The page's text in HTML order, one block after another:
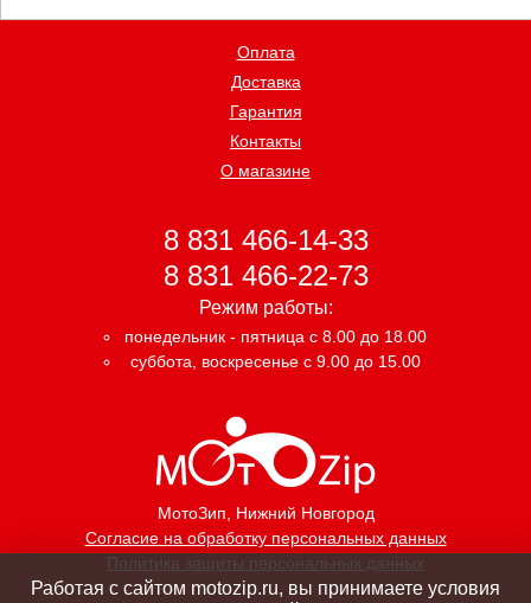
МотоЗип, Нижний Новгород
Согласие на обработку персональных данных
Политика защиты персональных данных
Оплата
Доставка
Гарантия
Контакты
О магазине
8 831 466-14-33
8 831 466-22-73
Режим работы:
понедельник - пятница с 8.00 до 18.00
суббота, воскресенье с 9.00 до 15.00
Работая с сайтом motozip.ru, вы принимаете условия